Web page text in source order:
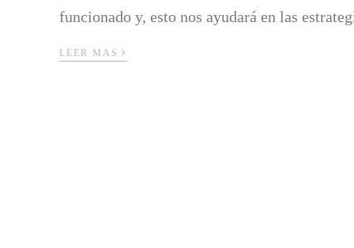
funcionado y, esto nos ayudará en las
LEER MAS ›